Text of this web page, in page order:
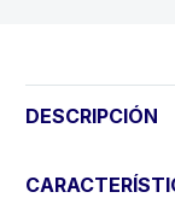
DESCRIPCIÓN